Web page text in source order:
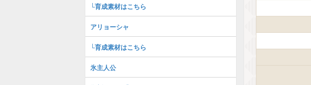
└育成素材はこちら
アリョーシャ
└育成素材はこちら
氷主人公